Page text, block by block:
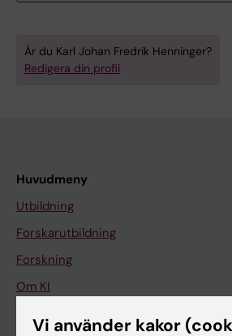
Är du Karl Johan Fredrik Henninger?
Redigera din profil
Huvudmeny
Utbildning
Forskarutbildning
Forskning
Om KI
Vi använder kakor